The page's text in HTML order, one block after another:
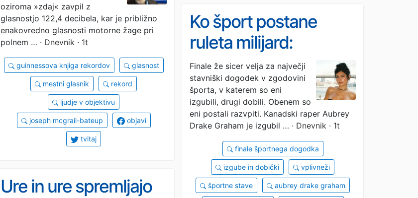
oziroma »zdaj« zavpil z
glasnostjo 122,4 decibela, kar je približno
enakovredno glasnosti motorne žage pri
polnem … · Dnevnik · 1t
guinnessova knjiga rekordov glasnost
mestni glasnik rekord
ljudje v objektivu
joseph mcgrail-bateup objavi
tvitaj
Ko šport postane
ruleta milijard:
Pornozvezdnica
premagala raperja
Finale že sicer velja za največji
stavniški dogodek v zgodovini
športa, v katerem so eni
izgubili, drugi dobili. Obenem so
eni postali razvpiti. Kanadski raper Aubrey
Drake Graham je izgubil … · Dnevnik · 1t
finale športnega dogodka
izgube in dobički vplivneži
športne stave aubrey drake graham
Ure in ure spremljajo